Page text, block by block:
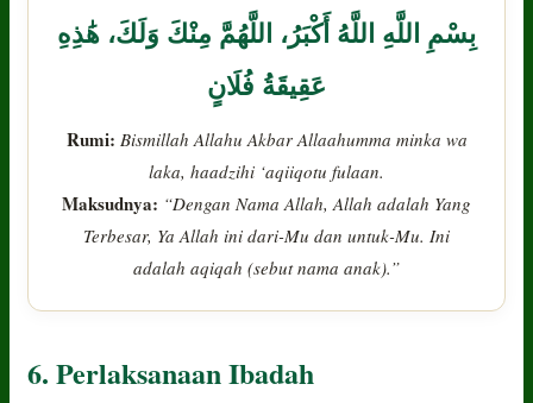
بِسْمِ اللَّهِ اللَّهُ أَكْبَرُ، اللَّهُمَّ مِنْكَ وَلَكَ، هَٰذِهِ
عَقِيقَةُ فُلَانٍ
Rumi: Bismillah Allahu Akbar Allaahumma minka wa
laka, haadzihi ‘aqiiqotu fulaan.
Maksudnya: “Dengan Nama Allah, Allah adalah Yang
Terbesar, Ya Allah ini dari-Mu dan untuk-Mu. Ini
adalah aqiqah (sebut nama anak).”
6. Perlaksanaan Ibadah